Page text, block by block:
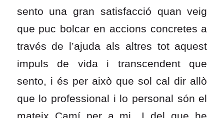
sento una gran satisfacció quan veig
que puc bolcar en accions concretes a
través de l’ajuda als altres tot aquest
impuls de vida i transcendent que
sento, i és per això que sol cal dir allò
que lo professional i lo personal són el
mateix Camí per a mi…I del que he